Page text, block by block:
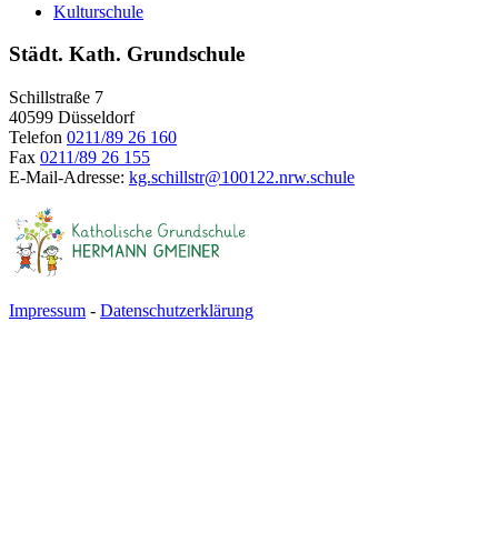
Kulturschule
Städt. Kath. Grundschule
Schillstraße 7
40599 Düsseldorf
Telefon 0211/89 26 160
Fax 0211/89 26 155
E-Mail-Adresse: kg.schillstr@100122.nrw.schule
Impressum - Datenschutzerklärung